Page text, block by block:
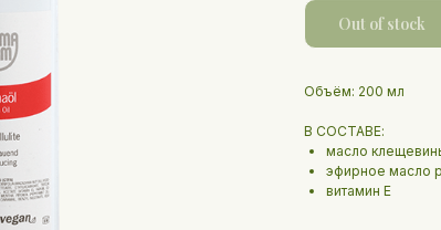
Out of stock
Объём: 200 мл
В СОСТАВЕ:
масло
эфирное масло
витамин E